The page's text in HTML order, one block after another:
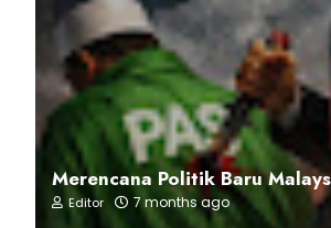
Merencana Politik Baru
Editor 7 months ago